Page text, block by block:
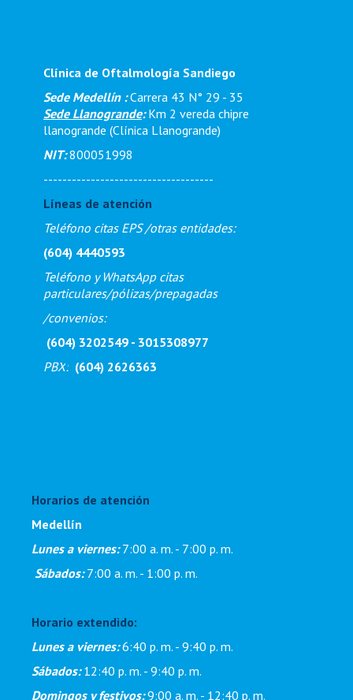
Clínica de Oftalmología Sandiego
Sede Medellín : Carrera 43 N° 29 - 35
Sede Llanogrande:Km 2 vereda chipre
llanogrande (Clínica Llanogrande)
NIT:800051998
------------------------------------
Líneas de atención
Teléfono citas EPS /otras entidades:
(604) 4440593
Teléfono y WhatsApp citas
particulares/pólizas/prepagadas
/convenios:
(604) 3202549 - 3015308977
PBX: (604) 2626363
Horarios de atención
Medellín
Lunes a viernes:7:00 a. m. - 7:00 p. m.
Sábados:7:00 a. m. - 1:00 p. m.
Horario extendido:
Lunes a viernes:6:40 p. m. - 9:40 p. m.
Sábados:12:40 p. m. - 9:40 p. m.
Domingos y festivos:9:00 a. m. - 12:40 p. m.